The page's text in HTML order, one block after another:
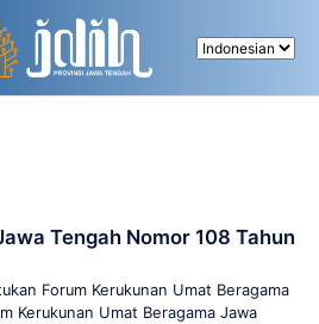
Tengah Nomor 108 Tahun
Forum Kerukunan Umat Beragama
Kerukunan Umat Beragama Jawa